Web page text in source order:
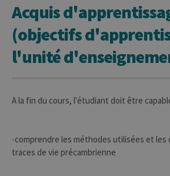
Acquis
(objectifs
l'unité
A la fin du cours, l'étudiant doit être
-comprendre les méthodes utilisées et les
traces de vie précambrienne